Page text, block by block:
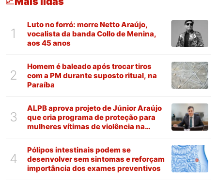
1
Luto no forró: morre Netto Araújo,
vocalista da banda Collo de Menina,
aos 45 anos
2
Homem é baleado após trocar tiros
com a PM durante suposto ritual, na
Paraíba
3
ALPB aprova projeto de Júnior Araújo
que cria programa de proteção para
mulheres vítimas de violência na
4
Pólipos intestinais podem se
desenvolver sem sintomas e reforçam
importância dos exames preventivos